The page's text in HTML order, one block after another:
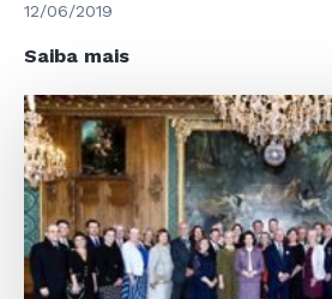
12/06/2019
Saiba maisSócios
de
Seminário
em
Conjunto
com
FGV-
RJ